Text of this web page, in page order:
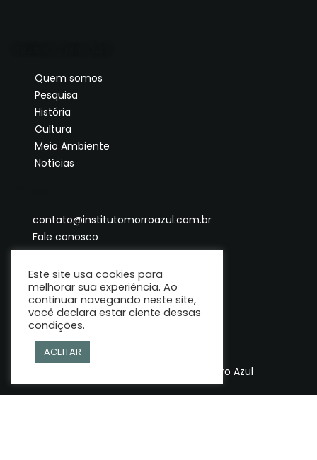
Quem somos
Pesquisa
História
Cultura
Meio Ambiente
Notícias
contato@institutomorroazul.com.br
Fale conosco
© Copyright 2025 | Instituto Morro Azul
Este site usa cookies para
melhorar sua experiência. Ao
continuar navegando neste site,
você declara estar ciente dessas
condições.
ACEITAR